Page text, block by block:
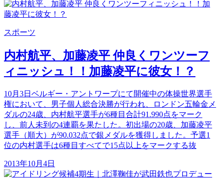
スポーツ
内村航平、加藤凌平 仲良くワンツーフ
ィニッシュ！！加藤凌平に彼女！？
10月3日ベルギー・アントワープにて開催中の体操世界選手
権において、男子個人総合決勝が行われ、ロンドン五輪金メ
ダルの24歳、内村航平選手が6種目合計91.990点をマーク
し、前人未到の4連覇を果たした。初出場の20歳、加藤凌平
選手（順大）が90.032点で銀メダルを獲得しました。予選1
位の内村選手は6種目すべてで15点以上をマークする抜
2013年10月4日